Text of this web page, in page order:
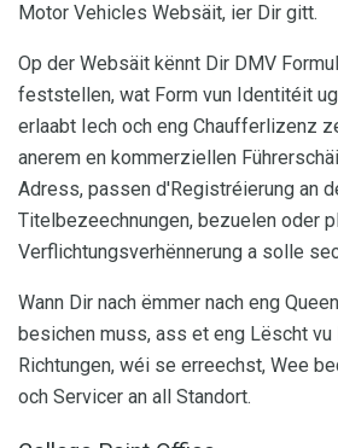
Motor Vehicles Websäit, ier Dir gitt.
Op der Websäit kënnt Dir DMV
feststellen, wat Form vun Identitéit
erlaabt Iech och eng Chaufferlizenz
anerem en kommerziellen
Adress, passen d'Registréierung an
Titelbezeechnungen, bezuelen oder
Verflichtungsverhënnerung a solle
Wann Dir nach ëmmer nach eng
besichen muss, ass et eng Lëscht vu
Richtungen, wéi se erreechst, Wee
och Servicer an all Standort.